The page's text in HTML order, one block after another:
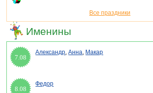
Все праздники
Именины
7.08
Александр,Анна, Макар
8.08
Федор